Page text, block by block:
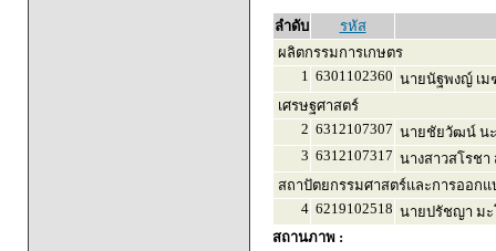
ลำดับ
รหัส
ผลิตกรรมการเกษตร
1 6301102360 นายนัฐพงญ์ เ
เศรษฐศาสตร์
2 6312107307 นายชัยวัฒน์ น
3 6312107317 นางสาวสโรชา
สถาปัตยกรรมศาสตร์และการออก
4 6219102518 นายปรัชญา ม
สถานภาพ :